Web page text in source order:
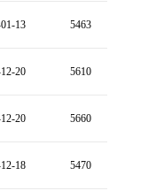
13 5463
20 5610
20 5660
18 5470